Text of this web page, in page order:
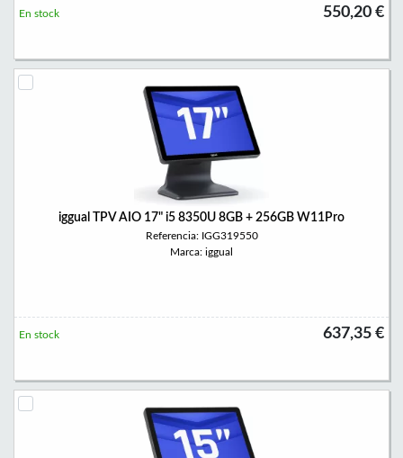
550,20 €
En stock
iggual TPV AIO 17" i5 8350U 8GB + 256GB W11Pro
Referencia: IGG319550
Marca: iggual
637,35 €
En stock